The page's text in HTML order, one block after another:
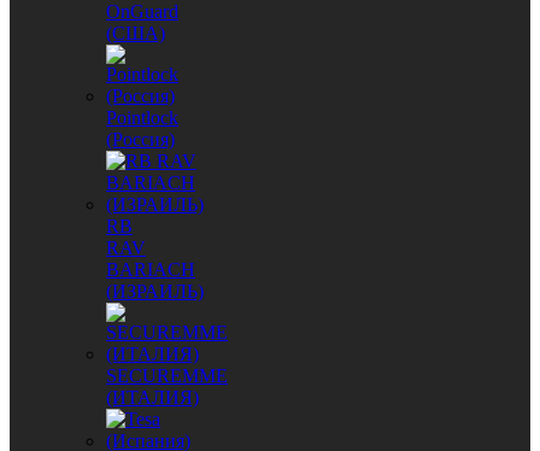
OnGuard
(США)
Pointlock
(Россия)
RB
RAV
BARIACH
(ИЗРАИЛЬ)
SECUREMME
(ИТАЛИЯ)